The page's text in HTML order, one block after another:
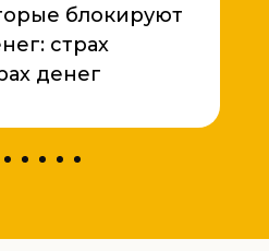
блокируют
страх
денег